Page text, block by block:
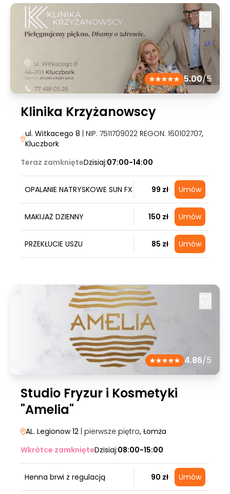
5.00/5
Klinika Krzyżanowscy
ul. Witkacego 8 | NIP: 7511709022 REGON: 160102707,
Kluczbork
Teraz zamknięteDzisiaj:07:00-14:00
OPALANIE NATRYSKOWE SUN FX 99 zł Umów
MAKIJAŻ DZIENNY 150 zł Umów
PRZEKŁUCIE USZU 85 zł Umów
4.86/5
Studio Fryzur i Kosmetyki
"Amelia"
AL. Legionow 12 | pierwsze piętro, Łomża
Wkrótce zamknięteDzisiaj:08:00-15:00
Henna brwi z regulacją 90 zł Umów